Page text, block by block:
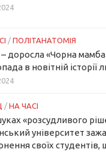
/ ПОЛІТАНАТОМІЯ
– доросла «Чорна
в новітній історії
/ НА ЧАСІ
«розсудливого
університет
своїх